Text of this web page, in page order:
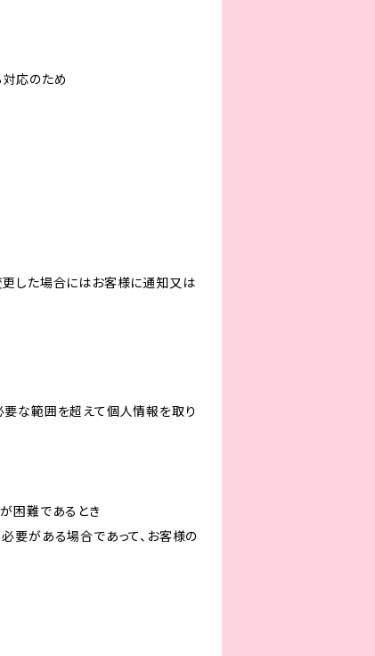
対応のため
更した場合にはお客様に通知又は
要な範囲を超えて個人情報を取り
困難であるとき
要がある場合であって、お客様の